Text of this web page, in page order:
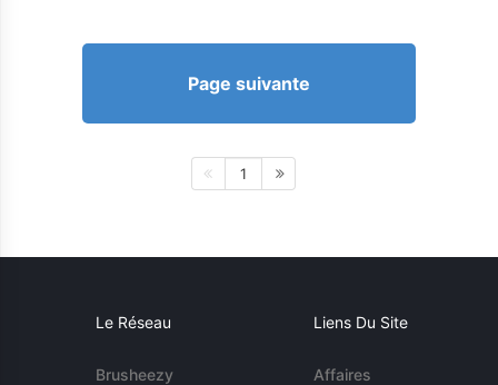
Page suivante
1
Le Réseau
Brusheezy
Liens Du Site
Affaires